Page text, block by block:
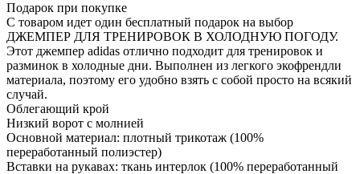
Подарок при покупке
С товаром идет один бесплатный подарок на выбор
ДЖЕМПЕР ДЛЯ ТРЕНИРОВОК В ХОЛОДНУЮ ПОГОДУ.
Этот джемпер adidas отлично подходит для тренировок и
разминок в холодные дни. Выполнен из легкого экофрендли
материала, поэтому его удобно взять с собой просто на всякий
случай.
Облегающий крой
Низкий ворот с молнией
Основной материал: плотный трикотаж (100%
переработанный полиэстер)
Вставки на рукавах: ткань интерлок (100% переработанный